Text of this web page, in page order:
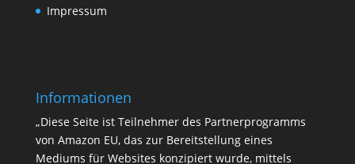
Impressum
Informationen
„Diese Seite ist Teilnehmer des Partnerprogramms
von Amazon EU, das zur Bereitstellung eines
Mediums für Websites konzipiert wurde, mittels